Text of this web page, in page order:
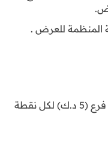
المنظمة للعرض .
(50 د.ك) للمحل الواحد (10 د.ك) لكل فرع (5 د.ك) لكل نقطة